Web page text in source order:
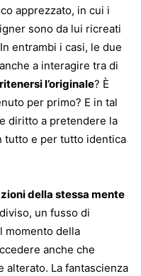
apprezzato, in cui i
sono da lui ricreati
entrambi i casi, le due
a interagire tra di
ritenersi l’originale? È
per primo? E in tal
diritto a pretendere la
tutto e per tutto identica
della stessa mente
un fusso di
momento della
anche che
alterato. La fantascienza